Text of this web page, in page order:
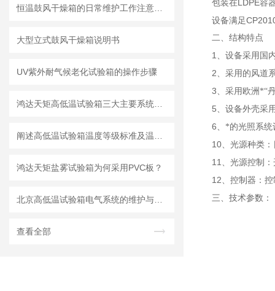
大型立式鼓风干燥箱说明书
UV紫外耐气候老化试验箱的操作步骤
鸿达天矩盐雾试验箱为何采用PVC板？
查看全部
包装在LDPE容
设备满足
二、 结构特点
1 、设备采用国
2、采用的风道
3、采用欧洲*“
5、设备外壳采
6、*的光照系统
10、光源种类：
11 、光源控制
12、控制器：控
三、 技术参数：